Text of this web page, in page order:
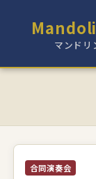
マンドリ
合同演奏会